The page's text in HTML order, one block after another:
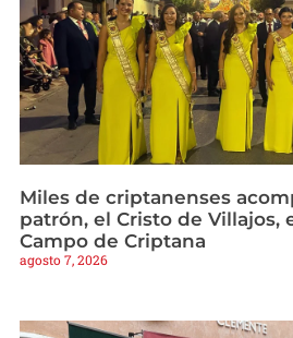
Miles de criptanenses
patrón, el Cristo de Villajos,
Campo de Criptana
agosto 7, 2026